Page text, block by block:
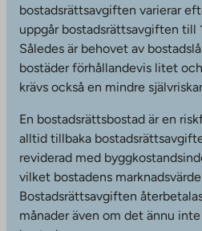
bostadsrättsavgiften varierar
uppgår bostadsrättsavgiften
Således är behovet av
bostäder förhållandevis litet
krävs också en mindre
En bostadsrättsbostad är en
alltid tillbaka
reviderad med
vilket bostadens
Bostadsrättsavgiften
månader även om det ännu